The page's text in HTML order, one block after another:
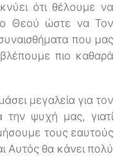
ότι θέλουμε να
Θεού ώστε να Τον
που μας
πιο καθαρά
μεγαλεία για τον
ψυχή μας, γιατί
τους εαυτούς
Αυτός θα κάνει πολύ